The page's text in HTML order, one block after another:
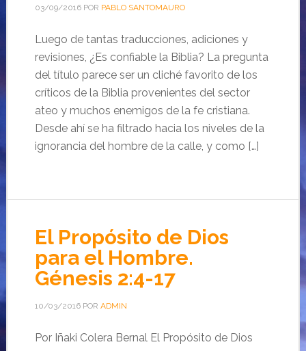
03/09/2016POR PABLO SANTOMAURO
Luego de tantas traducciones, adiciones y
revisiones, ¿Es confiable la Biblia? La pregunta
del título parece ser un cliché favorito de los
críticos de la Biblia provenientes del sector
ateo y muchos enemigos de la fe cristiana.
Desde ahí se ha filtrado hacia los niveles de la
ignorancia del hombre de la calle, y como […]
El Propósito de Dios
para el Hombre.
Génesis 2:4-17
10/03/2016POR ADMIN
Por Iñaki Colera Bernal El Propósito de Dios